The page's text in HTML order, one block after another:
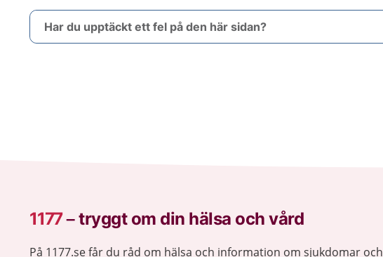
Har du upptäckt ett fel på den här sidan?
1177–tryggt om din hälsa och vård
På 1177.se får du råd om hälsa och information om sjukdomar och